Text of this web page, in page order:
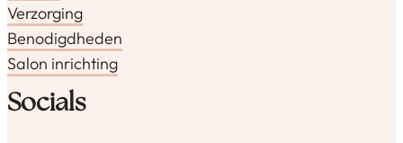
Verzorging
Benodigdheden
Salon inrichting
Socials